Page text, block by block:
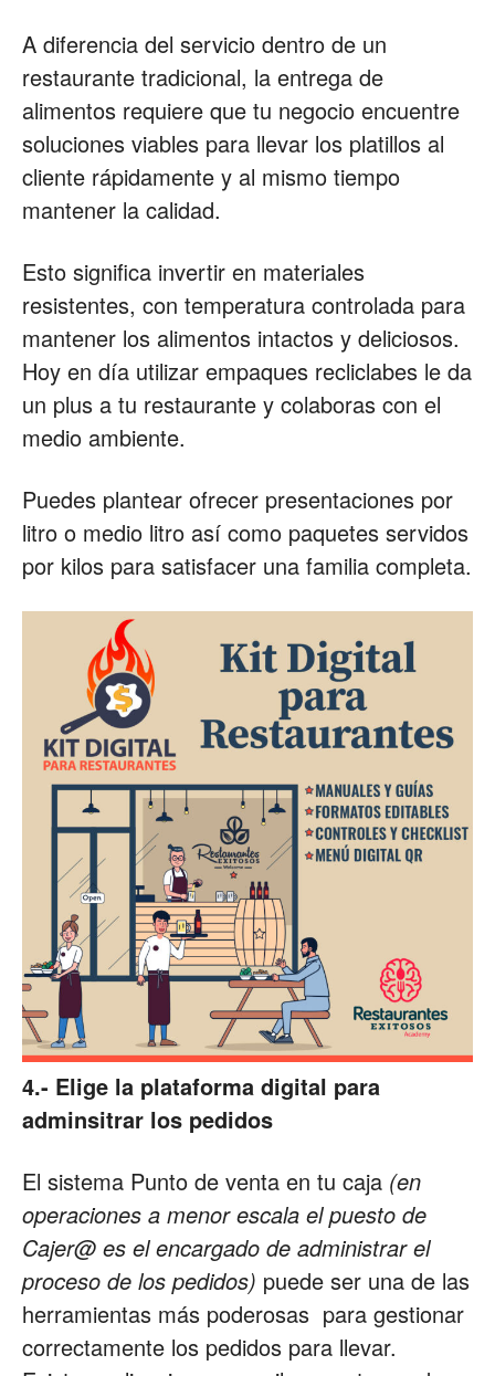
A diferencia del servicio dentro de un
restaurante tradicional, la entrega de
alimentos requiere que tu negocio encuentre
soluciones viables para llevar los platillos al
cliente rápidamente y al mismo tiempo
mantener la calidad.
Esto significa invertir en materiales
resistentes, con temperatura controlada para
mantener los alimentos intactos y deliciosos.
Hoy en día utilizar empaques recliclabes le da
un plus a tu restaurante y colaboras con el
medio ambiente.
Puedes plantear ofrecer presentaciones por
litro o medio litro así como paquetes servidos
por kilos para satisfacer una familia completa.
4.- Elige la plataforma digital para
adminsitrar los pedidos
El sistema Punto de venta en tu caja (en
operaciones a menor escala el puesto de
Cajer@ es el encargado de administrar el
proceso de los pedidos) puede ser una de las
herramientas más poderosas para gestionar
correctamente los pedidos para llevar.